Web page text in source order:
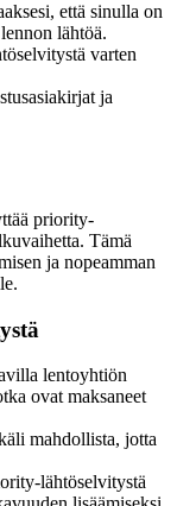
että sinulla on
lähtöä.
varten
ja
priority-
Tämä
ja nopeamman
lentoyhtiön
ovat maksaneet
mahdollista, jotta
lähtöselvitystä